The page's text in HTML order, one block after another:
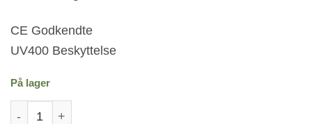
CE Godkendte
UV400 Beskyttelse
På lager